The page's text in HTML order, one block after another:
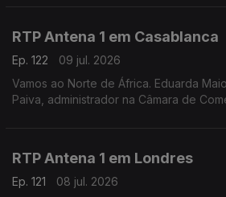
RTP Antena 1 em Casablanca
Ep. 122
09 jul. 2026
Vamos ao Norte de África. Eduarda
Paiva, administrador na Câmara de
RTP Antena 1 em Londres
Ep. 121
08 jul. 2026